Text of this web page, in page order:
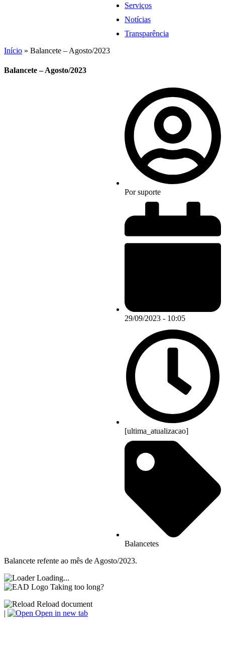
Serviços
Notícias
Transparência
Início » Balancete – Agosto/2023
Balancete – Agosto/2023
Porsuporte
29/09/2023 - 10:05
[ultima_atualizacao]
Balancetes
Balancete refente ao mês de Agosto/2023.
Loading...
Taking too long?
Reload document
|
Open in new tab